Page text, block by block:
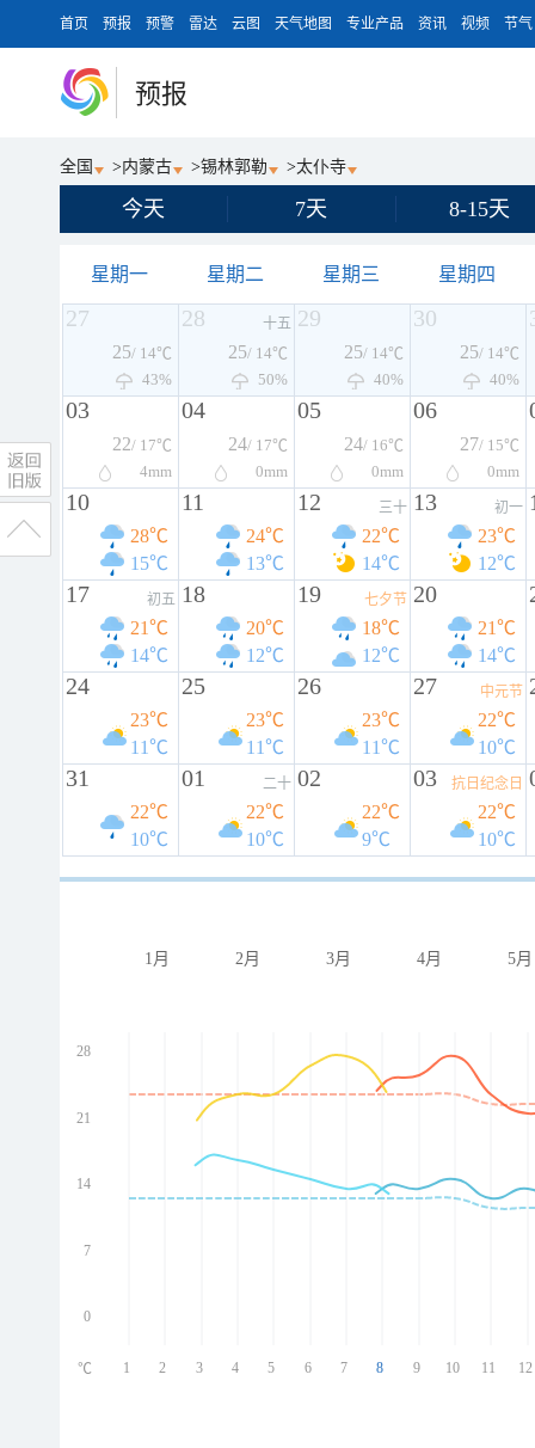
首页 预报 预警 雷达 云图 天气地图 专业产品 资讯 视频 节气
预报
全国 >内蒙古 >锡林郭勒 >太仆寺
今天 7天 8-15天
星期一 星期二 星期三 星期四
27
25/ 14℃
43%
28 十五
25/ 14℃
50%
29
25/ 14℃
40%
30
25/ 14℃
40%
03
22/ 17℃
4mm
04
24/ 17℃
0mm
05
24/ 16℃
0mm
06
27/ 15℃
0mm
10
28℃
15℃
11
24℃
13℃
12 三十
22℃
14℃
13 初一
23℃
12℃
17 初五
21℃
14℃
18
20℃
12℃
19 七夕节
18℃
12℃
20
21℃
14℃
24
23℃
11℃
25
23℃
11℃
26
23℃
11℃
27 中元节
22℃
10℃
31
22℃
10℃
01 二十
22℃
10℃
02
22℃
9℃
03 抗日纪念日
22℃
10℃
1月 2月 3月 4月 5月
28
21
14
7
0
1 2 3 4 5 6 7 8 9 10 11 12
℃